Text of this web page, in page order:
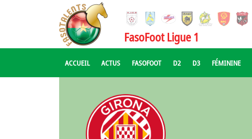
FasoFoot Ligue 1
ACCUEIL ACTUS FASOFOOT D2 D3 FÉMININE